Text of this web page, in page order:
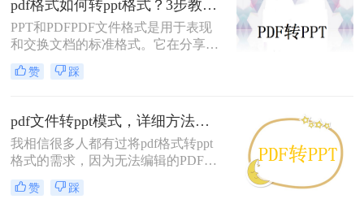
么要怎么将pdf格式转ppt格式文件
呢？下面就让小编来给大家详细的讲
讲吧。
pdf格式如何转ppt格式？3步教你搞定pdf转ppt格式
PPT和PDFPDF文件格式是用于表现
和交换文档的标准格式。它在分享和
传输文档方面非常方便，但在建筑，
机械和其他工业领域中，CAD格式的
需要将PDF文档转换为CAD格式，以
便能够从中获得摸底。但是这个过程
实际上并不简单。在这篇文章中，我
们将探讨pdf格式如何转ppt格式。
赞 踩
pdf文件转ppt模式，详细方法教学
我相信很多人都有过将pdf格式转ppt
格式的需求，因为无法编辑的PDF文
件让很多人感到很无奈！由于PDF文
件本身的特点，基本上不可能100%完
赞 踩